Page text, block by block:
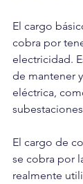
El cargo
cobra por
electricidad.
de mantener
eléctrica,
El cargo de
se cobra por
realmente